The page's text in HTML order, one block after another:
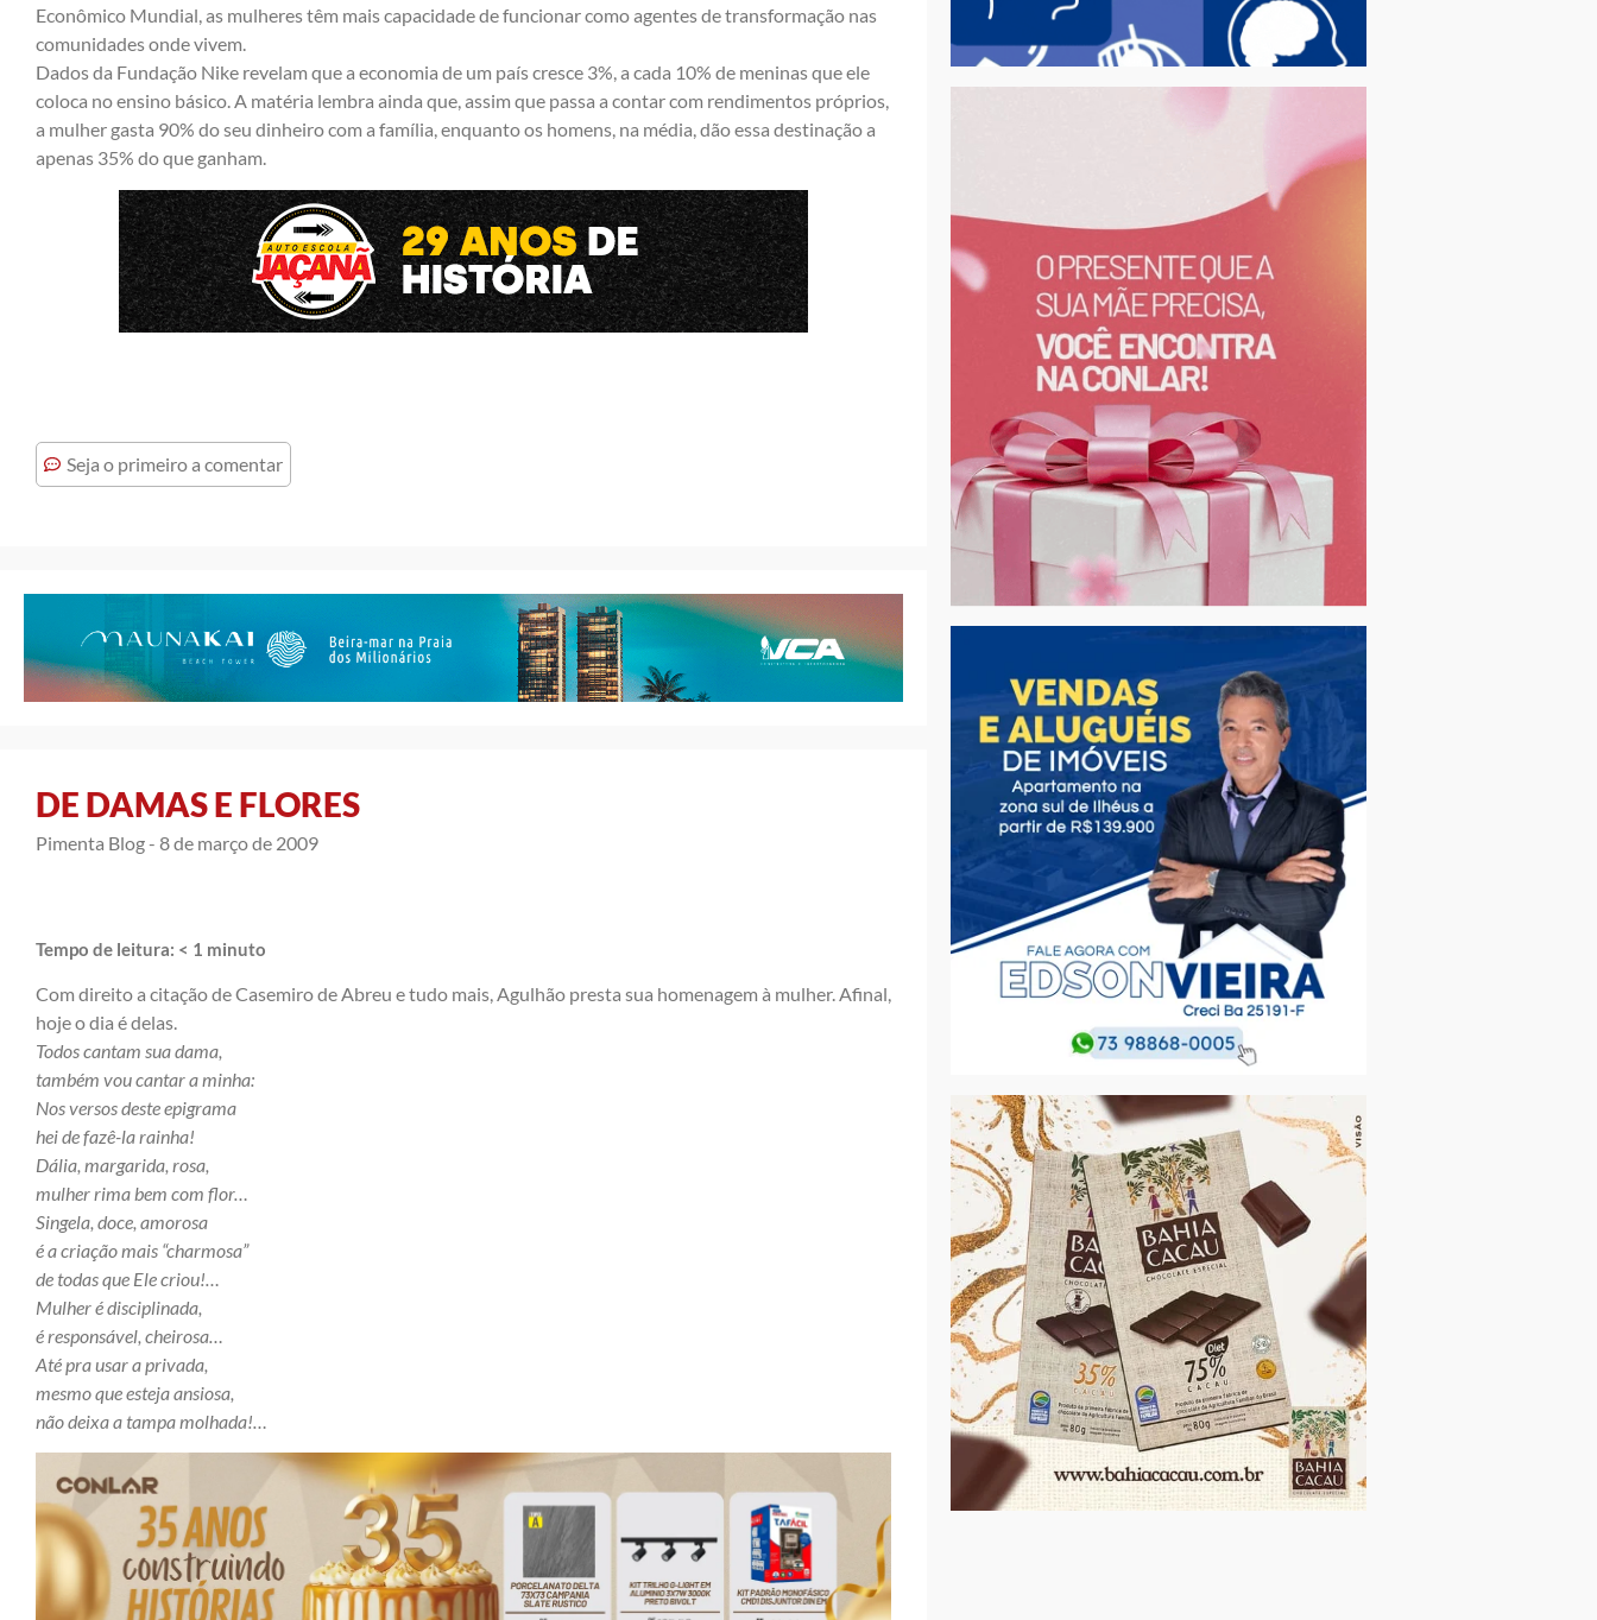
Econômico Mundial, as mulheres têm mais capacidade de funcionar como agentes de transformação nas
comunidades onde vivem.
Dados da Fundação Nike revelam que a economia de um país cresce 3%, a cada 10% de meninas que ele
coloca no ensino básico. A matéria lembra ainda que, assim que passa a contar com rendimentos próprios,
a mulher gasta 90% do seu dinheiro com a família, enquanto os homens, na média, dão essa destinação a
apenas 35% do que ganham.
Seja o primeiro a comentar
DE DAMAS E FLORES
Pimenta Blog - 8 de março de 2009
Tempo de leitura: < 1 minuto
Com direito a citação de Casemiro de Abreu e tudo mais, Agulhão presta sua homenagem à mulher. Afinal,
hoje o dia é delas.
Todos cantam sua dama,
também vou cantar a minha:
Nos versos deste epigrama
hei de fazê-la rainha!
Dália, margarida, rosa,
mulher rima bem com flor…
Singela, doce, amorosa
é a criação mais “charmosa”
de todas que Ele criou!…
Mulher é disciplinada,
é responsável, cheirosa…
Até pra usar a privada,
mesmo que esteja ansiosa,
não deixa a tampa molhada!…